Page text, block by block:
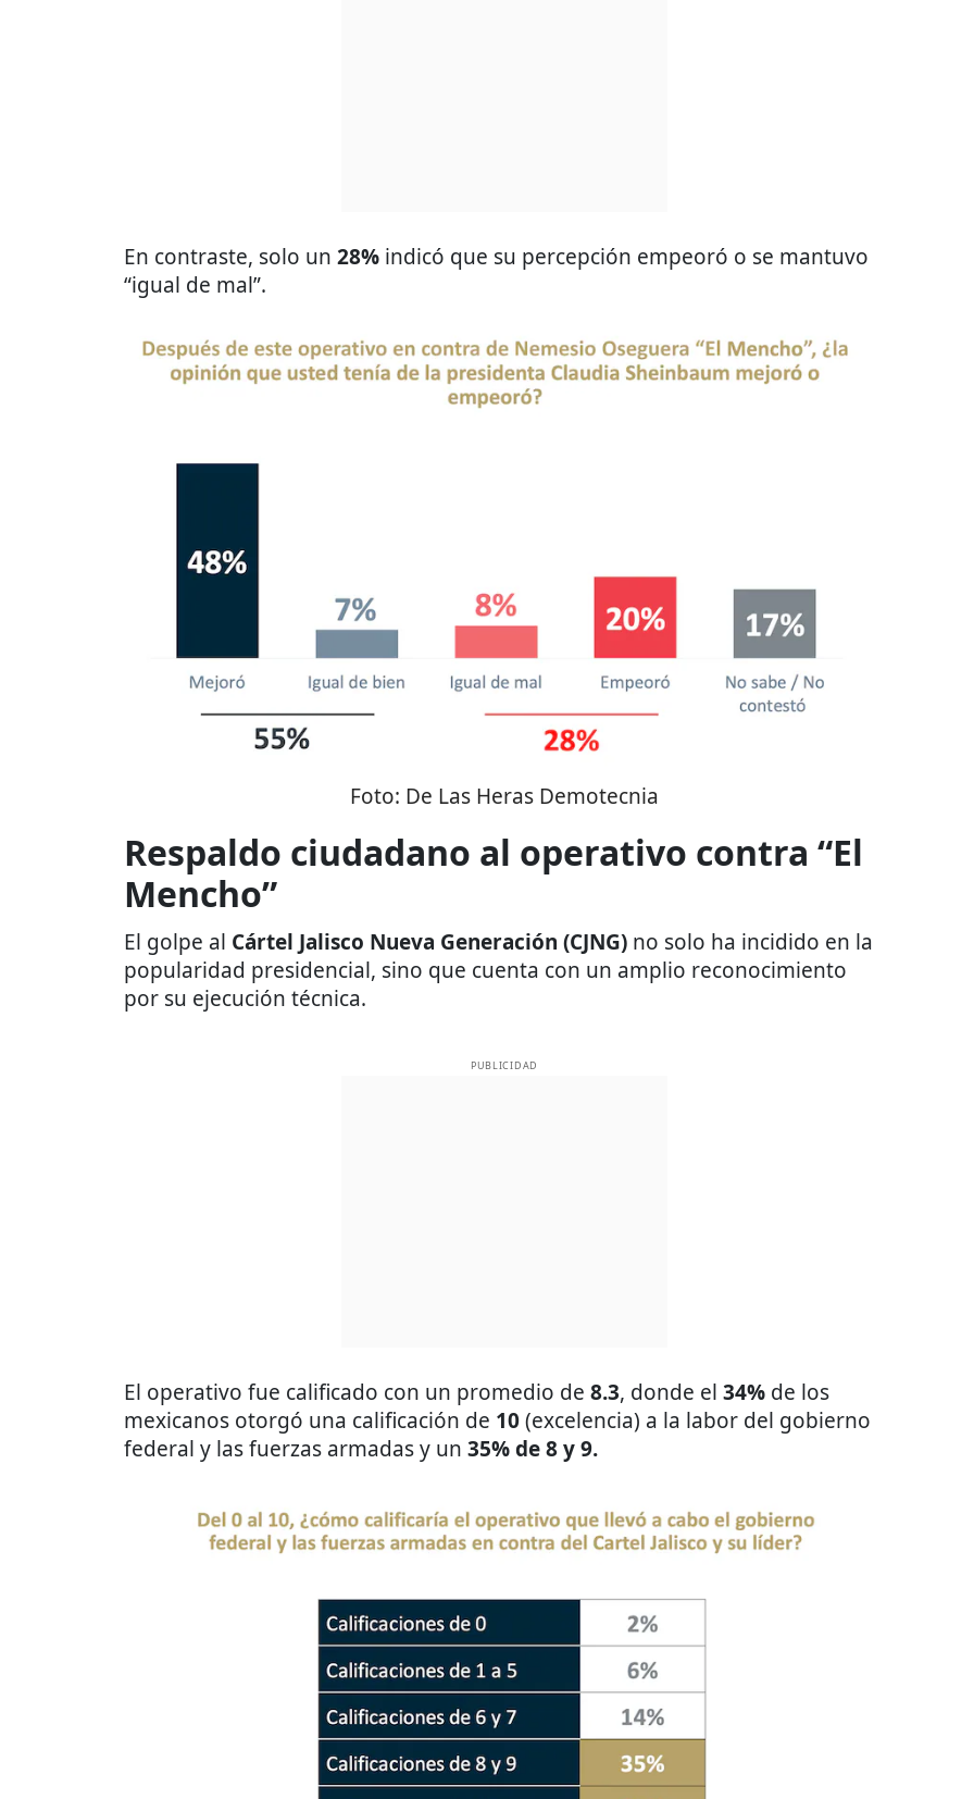
En contraste, solo un 28% indicó que su percepción empeoró o se mantuvo
“igual de mal”.
Foto: De Las Heras Demotecnia
Respaldo ciudadano al operativo contra “El
Mencho”
El golpe al Cártel Jalisco Nueva Generación (CJNG) no solo ha incidido en la
popularidad presidencial, sino que cuenta con un amplio reconocimiento
por su ejecución técnica.
PUBLICIDAD
El operativo fue calificado con un promedio de 8.3, donde el 34% de los
mexicanos otorgó una calificación de 10(excelencia) a la labor del gobierno
federal y las fuerzas armadas y un 35% de 8 y 9.